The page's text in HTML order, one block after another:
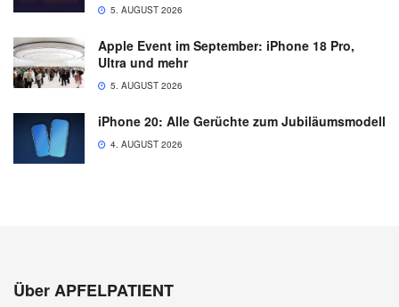
5. AUGUST 2026
Apple Event im September: iPhone 18 Pro,
Ultra und mehr
5. AUGUST 2026
iPhone 20: Alle Gerüchte zum Jubiläumsmodell
4. AUGUST 2026
Über APFELPATIENT